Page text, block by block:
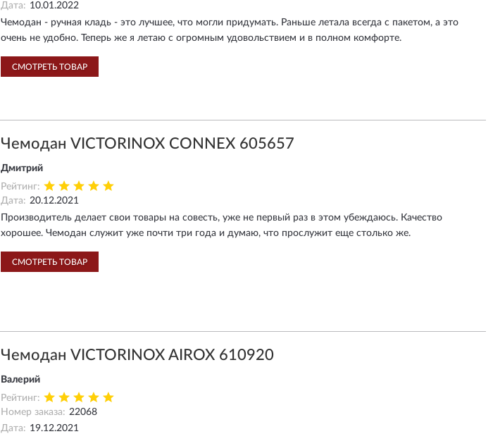
Дата: 10.01.2022
Чемодан - ручная кладь - это лучшее, что могли придумать. Раньше летала всегда с пакетом, а это
очень не удобно. Теперь же я летаю с огромным удовольствием и в полном комфорте.
СМОТРЕТЬ ТОВАР
Чемодан VICTORINOX CONNEX 605657
Дмитрий
Рейтинг:
Дата: 20.12.2021
Производитель делает свои товары на совесть, уже не первый раз в этом убеждаюсь. Качество
хорошее. Чемодан служит уже почти три года и думаю, что прослужит еще столько же.
СМОТРЕТЬ ТОВАР
Чемодан VICTORINOX AIROX 610920
Валерий
Рейтинг:
Номер заказа: 22068
Дата: 19.12.2021